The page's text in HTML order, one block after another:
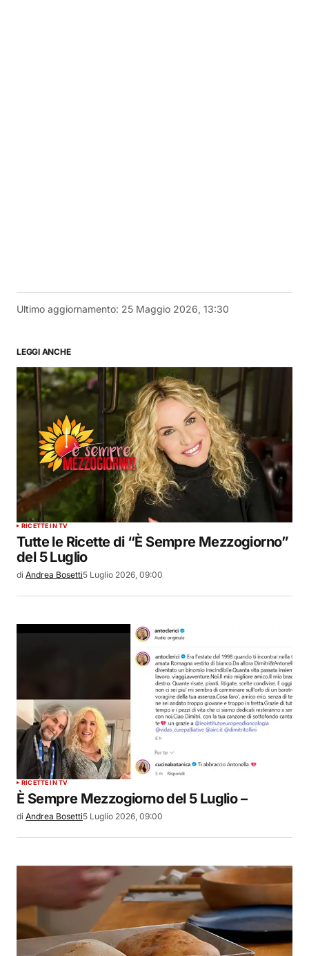
Ultimo aggiornamento: 25 Maggio 2026, 13:30
LEGGI ANCHE
RICETTE IN TV
Tutte le Ricette di “È Sempre Mezzogiorno”
del 5 Luglio
di Andrea Bosetti5 Luglio 2026, 09:00
RICETTE IN TV
È Sempre Mezzogiorno del 5 Luglio –
di Andrea Bosetti5 Luglio 2026, 09:00